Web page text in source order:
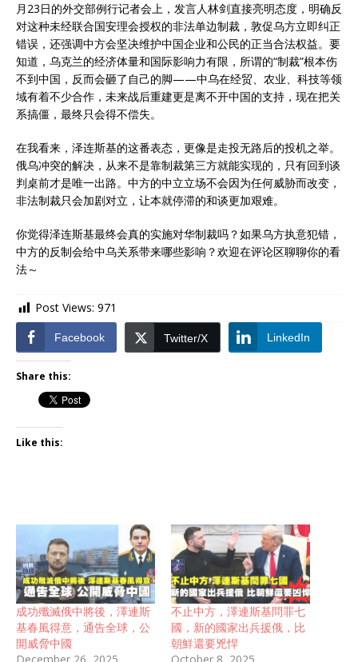
月23日的外交部例行记者会上，发言人林剑直接亮明态度，明确反
对这种未经联合国安理会授权的非法单边制裁，敦促乌方立即纠正
错误，还强调中方会坚决维护中国企业和公民的正当合法权益。要
知道，乌克兰的经济体量和国际影响力有限，所谓的“制裁”根本伤
不到中国，反而会砸了自己的脚——中乌在经贸、农业、科技等领
域有着不少合作，未来战后重建更是离不开中国的支持，现在把关
系搞僵，最终只会得不偿失。
在我看来，泽连斯基的这番表态，更像是走投无路后的投机之举。
俄乌冲突的解决，从来不是靠制裁第三方就能实现的，只有回到谈
判桌前才是唯一出路。中方的中立立场不会因为任何威胁而改变，
非法制裁只会加剧对立，让本就停滞的和谈更加艰难。
你觉得泽连斯基最终会真的实施对华制裁吗？如果乌方执意犯错，
中方的反制会给中乌关系带来哪些影响？欢迎在评论区聊聊你的看
法～
Post Views: 971
Facebook Twitter/X LinkedIn
Share this:
Like this:
成功殲滅俄中將後，澤連斯
基春風得意，通告全球，公
開威脅中國
不止中方，澤連斯基問罪七
國，新的國家出兵援俄，比
朝鮮還要兇悍